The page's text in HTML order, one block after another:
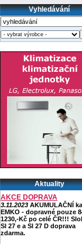
Vyhledávání
Aktuality
AKCE DOPRAVA
3.11.2023 AKUMULAČNÍ
EMKO - dopravné pouze
1230,-Kč po celé ČR!!!
Sl 27 e a Sl 27 D doprava
zdarma.